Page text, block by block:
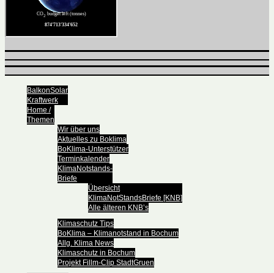
BalkonSolar
Kraftwerk
Home /
Themen
Wir über uns
Aktuelles zu Boklima
BoKlima-Unterstützer
Terminkalender
KlimaNotstands-
Briefe
Übersicht
KlimaNotStandsBriefe [KNB]
Alle älteren KNB’s
Klimaschutz Tips
BoKlima – Klimanotstand in Bochum
Allg. Klima News
Klimaschutz in Bochum
Projekt Fillm-Clip StadtGruen